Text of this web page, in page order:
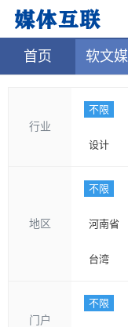
首页 软文
行业
不限
设计
地区
不限
河南省
台湾
门户
不限